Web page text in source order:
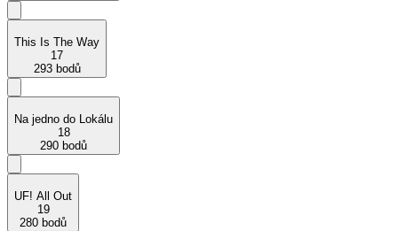
This Is The Way
17
293 bodů
Na jedno do Lokálu
18
290 bodů
UF! All Out
19
280 bodů